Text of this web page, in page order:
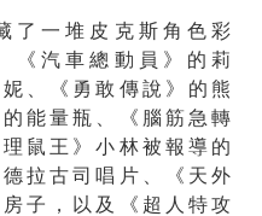
了一堆皮克斯角色彩
《汽車總動員》的莉
、《勇敢傳說》的熊
能量瓶、《腦筋急轉
鼠王》小林被報導的
拉古司唱片、《天外
子，以及《超人特攻